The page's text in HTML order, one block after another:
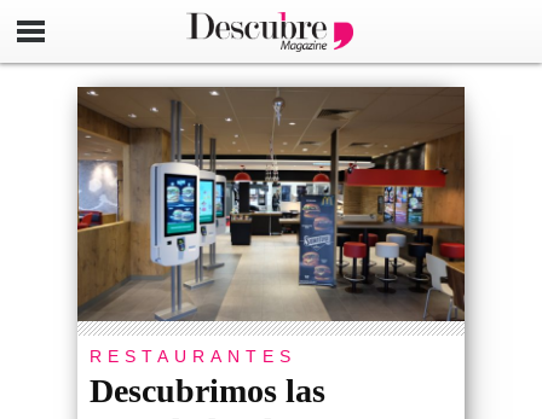
RESTAURANTES
Descubrimos las